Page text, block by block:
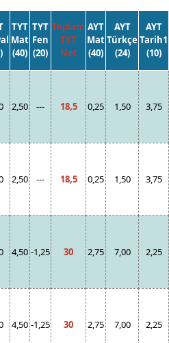
TYT
Mat
(40)
TYT
Fen
(20)
Toplam
TYT
Net
AYT
Mat
(40)
AYT
Türkçe
(24)
AYT
Tarih1
(10)
2,50 --- 18,5 0,25 1,50 3,75
2,50 --- 18,5 0,25 1,50 3,75
4,50 -1,25 30 2,75 7,00 2,25
4,50 -1,25 30 2,75 7,00 2,25